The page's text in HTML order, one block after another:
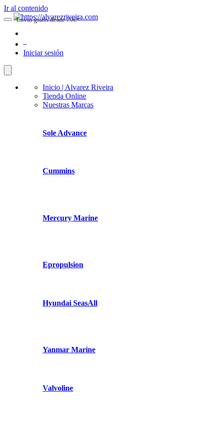
Ir al contenido
Iniciar sesión
Inicio | Alvarez Riveira
Tienda Online
Nuestras Marcas
Sole Advance
Cummins
Mercury Marine
Epropulsion
Hyundai SeasAll
Yanmar Marine
Valvoline
Envio gratis desde 79€*